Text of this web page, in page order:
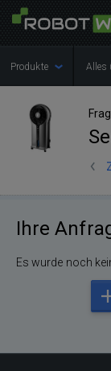
Produkte Alles
Ihre
Es wurde noch